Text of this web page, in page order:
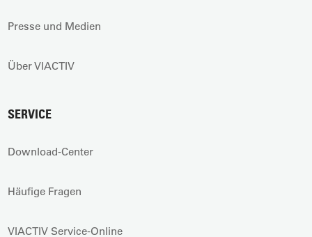
Presse und Medien
Über VIACTIV
SERVICE
Download-Center
Häufige Fragen
VIACTIV Service-Online